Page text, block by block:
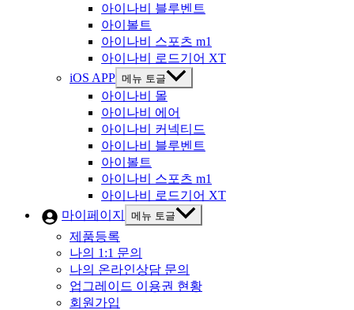
아이나비 블루벤트
아이볼트
아이나비 스포츠 m1
아이나비 로드기어 XT
iOS APP 메뉴 토글
아이나비 몰
아이나비 에어
아이나비 커넥티드
아이나비 블루벤트
아이볼트
아이나비 스포츠 m1
아이나비 로드기어 XT
마이페이지
메뉴 토글
제품등록
나의 1:1 문의
나의 온라인상담 문의
업그레이드 이용권 현황
회원가입